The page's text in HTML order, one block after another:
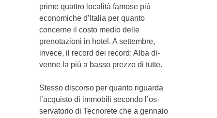
pri­me quattro località famose più
economiche d’Italia per quanto
concerne il costo me­­dio delle
prenotazioni in hotel. A settembre,
invece, il record dei record: Alba di­
venne la più a basso prezzo di tutte.
Stesso discorso per quanto riguarda
l’ac­quisto di immobili secondo l’os­
servatorio di Tecnorete che a gennaio